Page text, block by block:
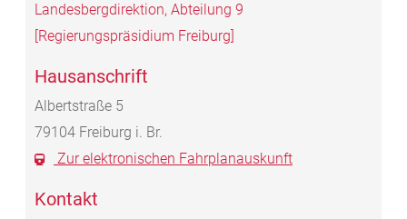
Landesbergdirektion, Abteilung 9
[Regierungspräsidium Freiburg]
Hausanschrift
Albertstraße 5
79104 Freiburg i. Br.
Zur elektronischen Fahrplanauskunft
Kontakt